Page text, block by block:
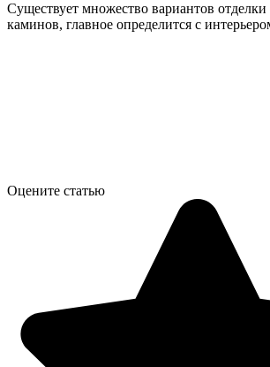
Существует множество вариантов отделки
каминов, главное определится с
Оцените статью